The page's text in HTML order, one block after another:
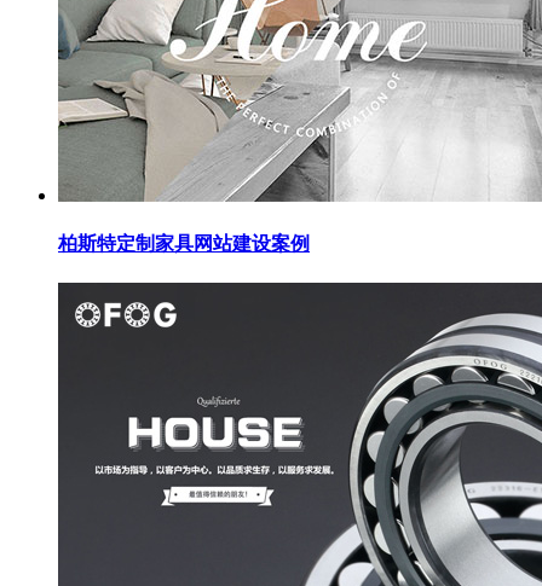
柏斯特定制家具网站建设案例